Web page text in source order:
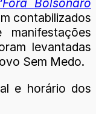
Bolsonaro
contabilizados
levantadas
Sem Medo.
e horário dos